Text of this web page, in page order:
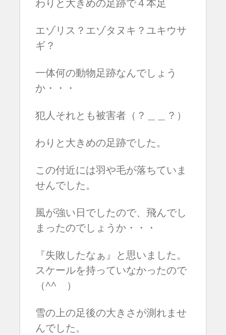
わりと大きめの足跡で４本足
エゾリス？エゾタヌキ？ユキウサ
ギ？
一体何の動物足跡なんでしょう
か・・・
犯人それとも被害者（？＿＿？）
わりと大きめの足跡でした。
この付近には羽や毛が落ちていま
せんでした。
風が強い日でしたので、飛んでし
まったのでしょうか・・・
『失敗したなぁ』と思いました。
スケールを持っていなかったので
（^^ゞ）
雪の上の足後の大きさが測れませ
んでした。